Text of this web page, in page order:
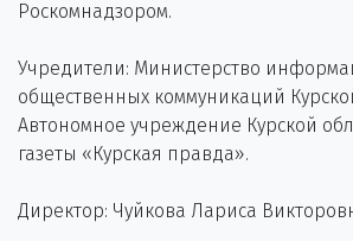
Роскомнадзором.
Учредители: Министерство
общественных коммуникаций
Автономное учреждение Курской
газеты «Курская правда».
Директор: Чуйкова Лариса